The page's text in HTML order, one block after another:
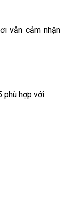
vẫn cảm nhận
phù hợp với: